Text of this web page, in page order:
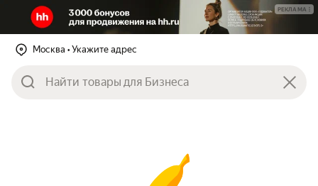
РЕКЛАМА
Москва • Укажите адрес